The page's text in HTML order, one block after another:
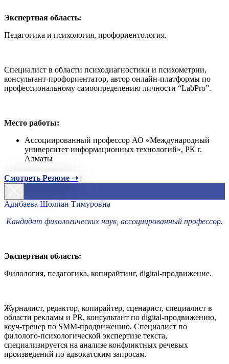
Экспертная область:
Педагогика и психология, профориентология.
Специалист в области психодиагностики и психометрии,
консультант-профориентатор, автор онлайн-платформы по
профессиональному самоопределению личности “LabPro”.
Место работы:
Ассоциированный профессор АО «Международный
университет информационных технологий», РК г.
Алматы
Смотреть Резюме ➝
Адибаева Шолпан Тимуровна
Кандидат филологических наук, ассоциированный профессор.
Экспертная область:
Филология, педагогика, копирайтинг, digital-продвижение.
Журналист, редактор, копирайтер, сценарист, специалист в
области рекламы и PR, консультант по digital-продвижению,
коуч-тренер по SMM-продвижению. Специалист по
филолого-психологической экспертизе текста,
специализируется на анализе конфликтных речевых
произведений по адвокатским запросам.